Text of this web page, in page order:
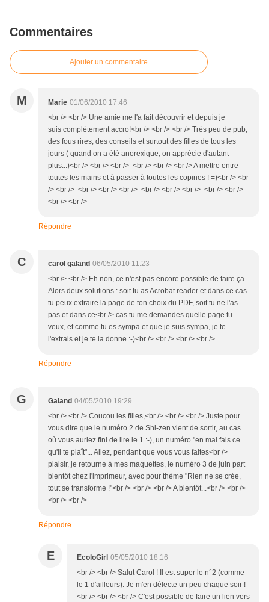
Commentaires
Ajouter un commentaire
M Marie 01/06/2010 17:46
<br /> <br /> Une amie me l'a fait découvrir et depuis je
suis complètement accro!<br /> <br /> <br /> Très peu de pub,
des fous rires, des conseils et surtout des filles de tous les
jours ( quand on a été anorexique, on apprécie d'autant
plus...)<br /> <br /> <br /> <br /> <br /> <br /> A mettre entre
toutes les mains et à passer à toutes les copines ! =)<br /> <br
/> <br /> <br /> <br /> <br /> <br /> <br /> <br /> <br /> <br />
<br /> <br />
Répondre
C carol galand 06/05/2010 11:23
<br /> <br /> Eh non, ce n'est pas encore possible de faire ça...
Alors deux solutions : soit tu as Acrobat reader et dans ce cas
tu peux extraire la page de ton choix du PDF, soit tu ne l'as
pas et dans ce<br /> cas tu me demandes quelle page tu
veux, et comme tu es sympa et que je suis sympa, je te
l'extrais et je te la donne :-)<br /> <br /> <br /> <br />
Répondre
G Galand 04/05/2010 19:29
<br /> <br /> Coucou les filles,<br /> <br /> <br /> Juste pour
vous dire que le numéro 2 de Shi-zen vient de sortir, au cas
où vous auriez fini de lire le 1 :-), un numéro "en mai fais ce
qu'il te plaît"... Allez, pendant que vous vous faites<br />
plaisir, je retourne à mes maquettes, le numéro 3 de juin part
bientôt chez l'imprimeur, avec pour thème "Rien ne se crée,
tout se transforme !"<br /> <br /> <br /> A bientôt...<br /> <br />
<br /> <br />
Répondre
E EcoloGirl 05/05/2010 18:16
<br /> <br /> Salut Carol ! Il est super le n°2 (comme
le 1 d'ailleurs). Je m'en délecte un peu chaque soir !
<br /> <br /> <br /> C'est possible de faire un lien vers